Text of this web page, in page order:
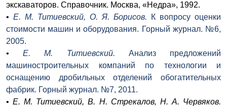
экскаваторов. Справочник. Москва, «Недра», 1992.
• Е. М. Титиевский, О. Я. Борисов. К вопросу оценки
стоимости машин и оборудования. Горный журнал. №6,
2005.
•Е. М. Титиевский. Анализ предложений
машиностроительных компаний по технологии и
оснащению дробильных отделений обогатительных
фабрик. Горный журнал. №7, 2011.
•Е. М. Титиевский, В. Н. Стрекалов, Н. А. Червяков.